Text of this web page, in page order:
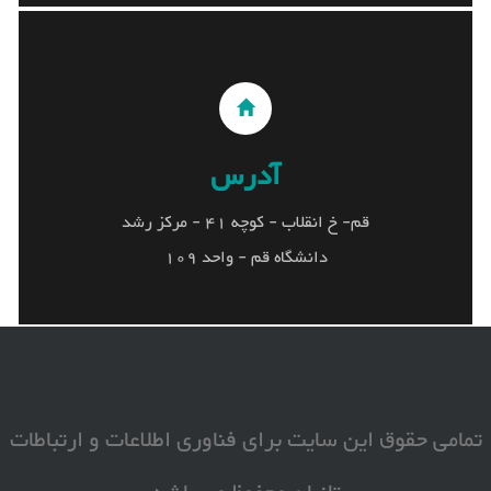
آدرس
قم- خ انقلاب - کوچه 41 - مرکز رشد
دانشگاه قم - واحد 109
آدرس
قم- خ انقلاب - کوچه 41 - مرکز رشد
دانشگاه قم - واحد 109
تمامی حقوق این سایت برای فناوری اطلاعات و ارتباطات